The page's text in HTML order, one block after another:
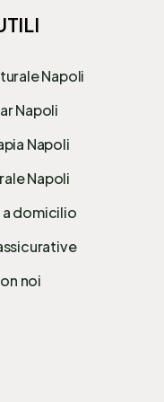
Napoli
Napoli
Napoli
Napoli
domicilio
noi